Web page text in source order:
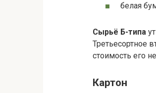
белая
Сырьё Б-типа
Третьесортное
стоимость его
Картон